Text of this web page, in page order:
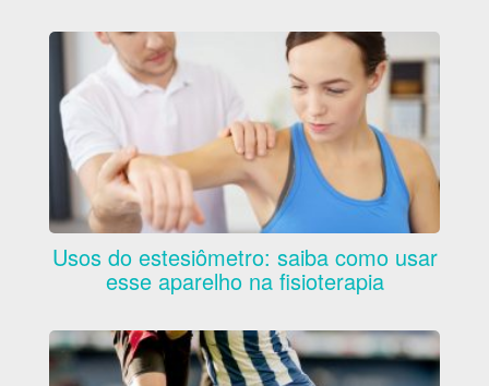
Usos do estesiômetro: saiba como usar
esse aparelho na fisioterapia